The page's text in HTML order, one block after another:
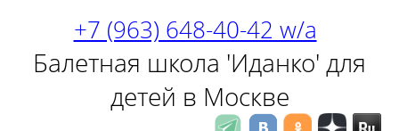
+7 (963) 648-40-42 w/a
Балетная школа 'Иданко' для
детей в Москве